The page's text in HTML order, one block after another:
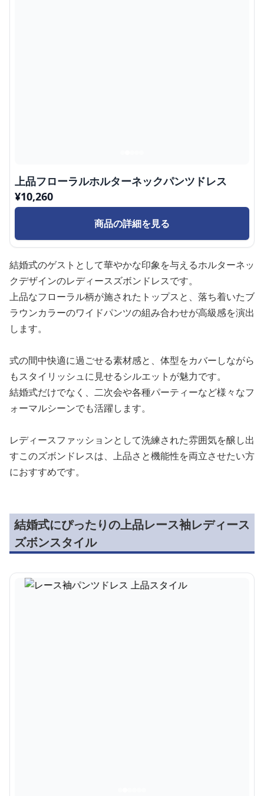
上品フローラルホルターネックパンツドレス
¥10,260
商品の詳細を見る
結婚式のゲストとして華やかな印象を与えるホルターネッ
クデザインのレディースズボンドレスです。
上品なフローラル柄が施されたトップスと、落ち着いたブ
ラウンカラーのワイドパンツの組み合わせが高級感を演出
します。
式の間中快適に過ごせる素材感と、体型をカバーしながら
もスタイリッシュに見せるシルエットが魅力です。
結婚式だけでなく、二次会や各種パーティーなど様々なフ
ォーマルシーンでも活躍します。
レディースファッションとして洗練された雰囲気を醸し出
すこのズボンドレスは、上品さと機能性を両立させたい方
におすすめです。
結婚式にぴったりの上品レース袖レディース
ズボンスタイル